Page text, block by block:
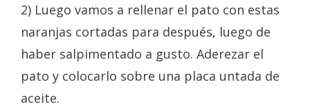
2) Luego vamos a rellenar el pato con estas
naranjas cortadas para después, luego de
haber salpimentado a gusto. Aderezar el
pato y colocarlo sobre una placa untada de
aceite.